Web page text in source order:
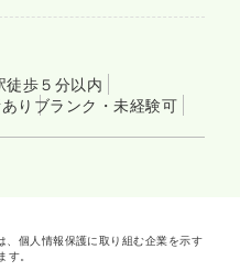
徒歩５分以内
り ブランク・未経験可
個人情報保護に取り組む企業を示す
す。